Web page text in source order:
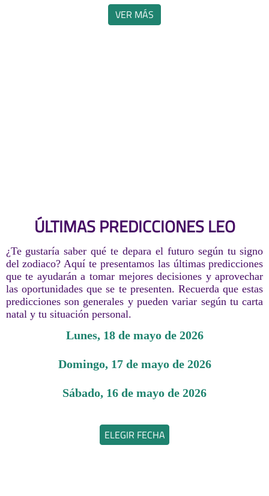
VER MÁS
ÚLTIMAS PREDICCIONES LEO
¿Te gustaría saber qué te depara el futuro según tu signo
del zodiaco? Aquí te presentamos las últimas predicciones
que te ayudarán a tomar mejores decisiones y aprovechar
las oportunidades que se te presenten. Recuerda que estas
predicciones son generales y pueden variar según tu carta
natal y tu situación personal.
lunes, 18 de mayo de 2026
domingo, 17 de mayo de 2026
sábado, 16 de mayo de 2026
ELEGIR FECHA